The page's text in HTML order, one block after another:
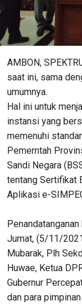
AMBON,
saat ini, sama
umumnya.
Hal ini untuk
instansi yang
memenuhi
Pemerntah
Sandi Negara
tentang Sertifikat
Aplikasi e-
Jumat, (5/11/
Mubarak, Plh
Huwae, Ketua
Gubernur
dan para